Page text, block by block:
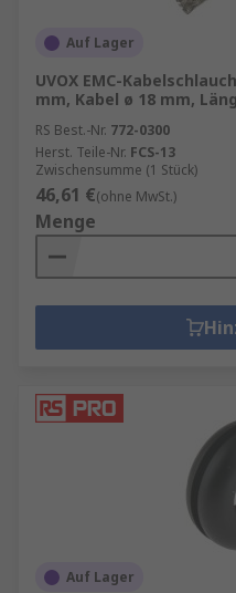
Auf Lager
UVOX EMC-
mm, Kabel ø 18 mm,
RS Best.-Nr. 772-0300
Herst. Teile-Nr. FCS-13
Zwischensumme (1 Stück)
46,61 €(ohne MwSt.)
Menge
Auf Lager